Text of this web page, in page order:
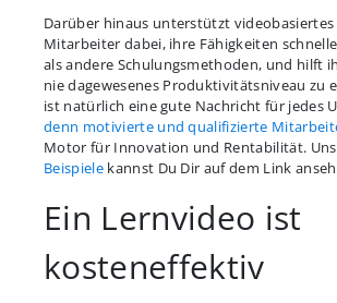
Darüber hinaus unterstützt videobasiertes
Mitarbeiter dabei, ihre Fähigkeiten
als andere Schulungsmethoden, und hilft
nie dagewesenes Produktivitätsniveau zu
ist natürlich eine gute Nachricht für jedes
denn motivierte und qualifizierte
Motor für Innovation und Rentabilität.
Beispielekannst Du Dir auf dem Link
Ein Lernvideo ist
kosteneffektiv